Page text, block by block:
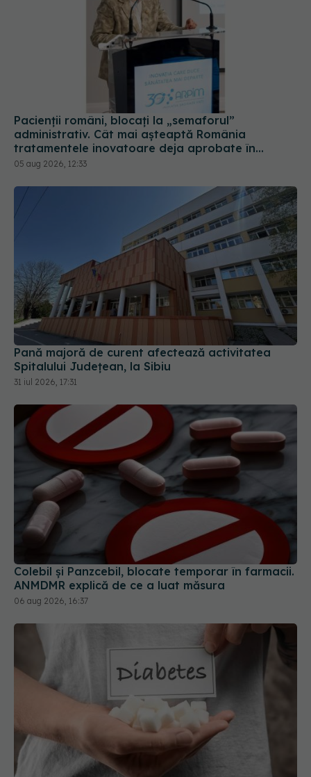
Pacienții români, blocați la „semaforul”
administrativ. Cât mai așteaptă România
tratamentele inovatoare deja aprobate în
Europa
05 aug 2026, 12:33
Pană majoră de curent afectează activitatea
Spitalului Județean, la Sibiu
31 iul 2026, 17:31
Colebil și Panzcebil, blocate temporar în farmacii.
ANMDMR explică de ce a luat măsura
06 aug 2026, 16:37
Medicii de la Fundeni demontează unul dintre
cele mai răspândite mituri despre diabet